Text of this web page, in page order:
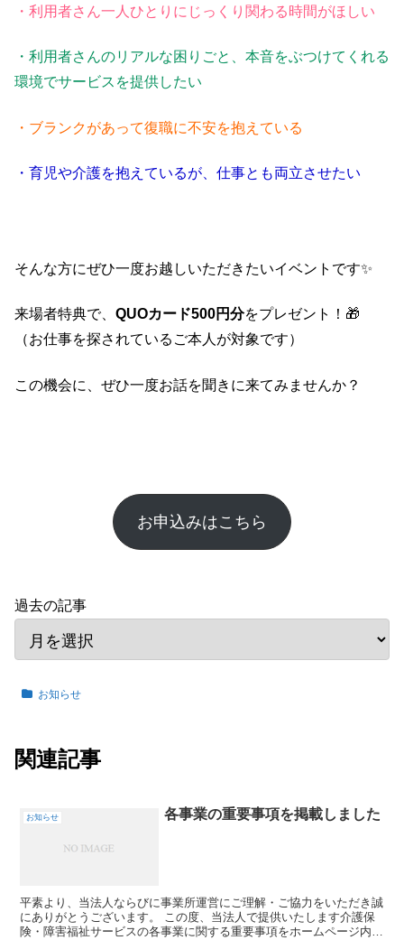
・利用者さん一人ひとりにじっくり関わる時間がほしい
・利用者さんのリアルな困りごと、本音をぶつけてくれる
環境でサービスを提供したい
・ブランクがあって復職に不安を抱えている
・育児や介護を抱えているが、仕事とも両立させたい
そんな方にぜひ一度お越しいただきたいイベントです✨
来場者特典で、 QUOカード500円分をプレゼント！🎁
（お仕事を探されているご本人が対象です）
この機会に、ぜひ一度お話を聞きに来てみませんか？
お申込みはこちら
過去の記事
お知らせ
関連記事
お知らせ 各事業の重要事項を掲載しました
平素より、当法人ならびに事業所運営にご理解・ご協力をいただき誠
にありがとうございます。 この度、当法人で提供いたします介護保
険・障害福祉サービスの各事業に関する重要事項をホームページ内に